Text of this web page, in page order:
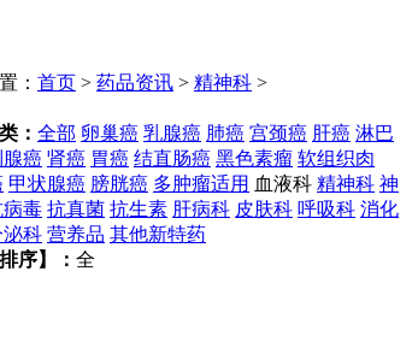
： 首页 > 药品资讯 > 精神科 >
： 全部 卵巢癌 乳腺癌 肺癌 宫颈癌 肝癌 淋巴
癌 肾癌 胃癌 结直肠癌 黑色素瘤 软组织肉
甲状腺癌 膀胱癌 多肿瘤适用 血液科 精神科 神
病毒 抗真菌 抗生素 肝病科 皮肤科 呼吸科 消化
泌科 营养品 其他新特药
序】： 全